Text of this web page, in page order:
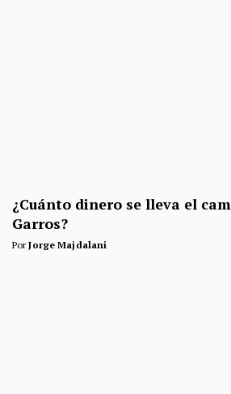
¿Cuánto dinero se lleva el
Garros?
PorJorge Majdalani